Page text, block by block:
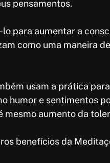
pensamentos.
lo para aumentar a
como uma maneira
usam a prática
humor e sentimentos
mesmo aumento da
benefícios da